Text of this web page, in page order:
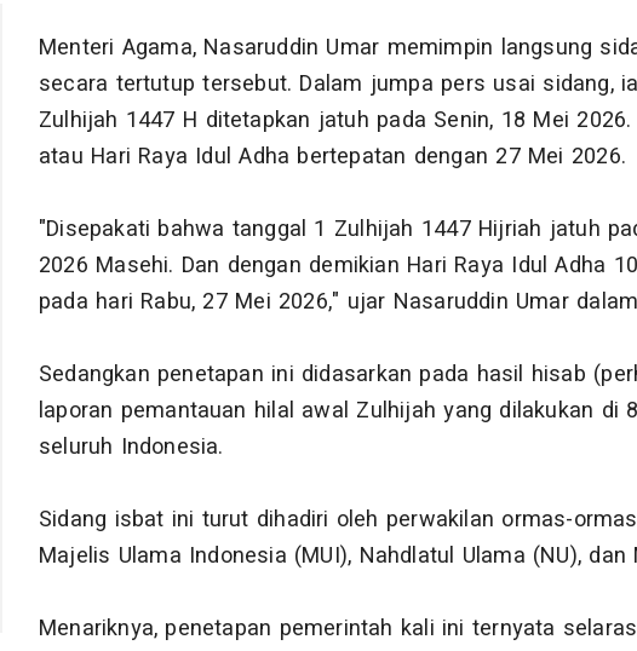
Menteri Agama, Nasaruddin Umar memimpin langsung
secara tertutup tersebut. Dalam jumpa pers usai sidang,
Zulhijah 1447 H ditetapkan jatuh pada Senin, 18 Mei
atau Hari Raya Idul Adha bertepatan dengan 27 Mei 2026.
"Disepakati bahwa tanggal 1 Zulhijah 1447 Hijriah jatuh
2026 Masehi. Dan dengan demikian Hari Raya Idul Adha
pada hari Rabu, 27 Mei 2026," ujar Nasaruddin Umar
Sedangkan penetapan ini didasarkan pada hasil hisab
laporan pemantauan hilal awal Zulhijah yang dilakukan di
seluruh Indonesia.
Sidang isbat ini turut dihadiri oleh perwakilan ormas-
Majelis Ulama Indonesia (MUI), Nahdlatul Ulama (NU), dan
Menariknya, penetapan pemerintah kali ini ternyata